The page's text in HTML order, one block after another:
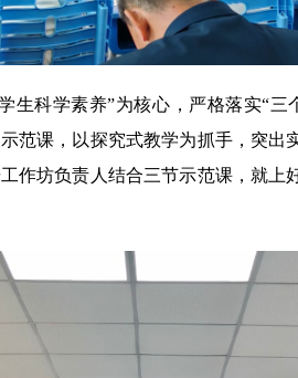
生科学素养”为核心，严格落实“
范课，以探究式教学为抓手，突出
作坊负责人结合三节示范课，就上